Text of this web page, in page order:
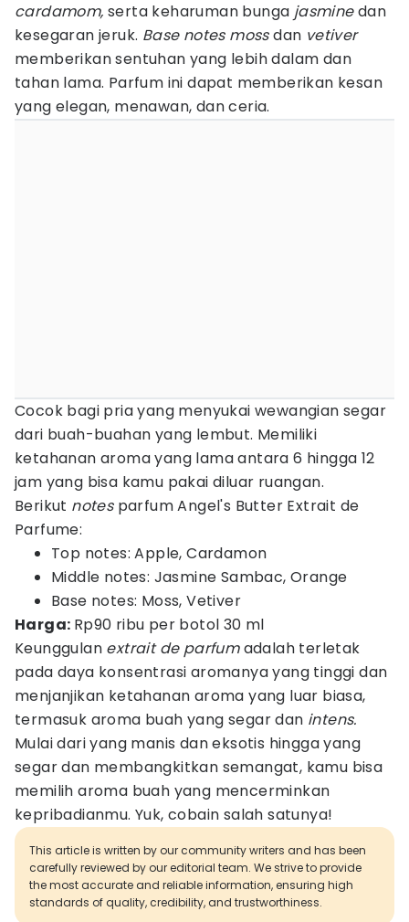
cardamom, serta keharuman bunga jasminedan
kesegaran jeruk. Base notes mossdan vetiver
memberikan sentuhan yang lebih dalam dan
tahan lama. Parfum ini dapat memberikan kesan
yang elegan, menawan, dan ceria.
Cocok bagi pria yang menyukai wewangian segar
dari buah-buahan yang lembut. Memiliki
ketahanan aroma yang lama antara 6 hingga 12
jam yang bisa kamu pakai diluar ruangan.
Berikut notesparfum Angel's Butter Extrait de
Parfume:
Top notes: Apple, Cardamon
Middle notes: Jasmine Sambac, Orange
Base notes: Moss, Vetiver
Harga: Rp90 ribu per botol 30 ml
Keunggulan extrait de parfumadalah terletak
pada daya konsentrasi aromanya yang tinggi dan
menjanjikan ketahanan aroma yang luar biasa,
termasuk aroma buah yang segar dan intens.
Mulai dari yang manis dan eksotis hingga yang
segar dan membangkitkan semangat, kamu bisa
memilih aroma buah yang mencerminkan
kepribadianmu. Yuk, cobain salah satunya!
This article is written by our community writers and has been
carefully reviewed by our editorial team. We strive to provide
the most accurate and reliable information, ensuring high
standards of quality, credibility, and trustworthiness.